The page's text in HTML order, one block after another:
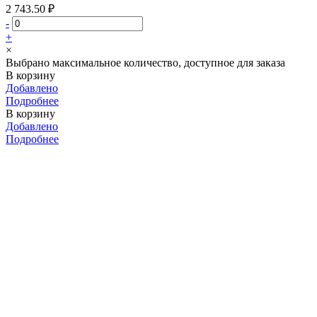
2 743.50 ₽
-
+
×
Выбрано максимальное количество, доступное для заказа
В корзину
Добавлено
Подробнее
В корзину
Добавлено
Подробнее